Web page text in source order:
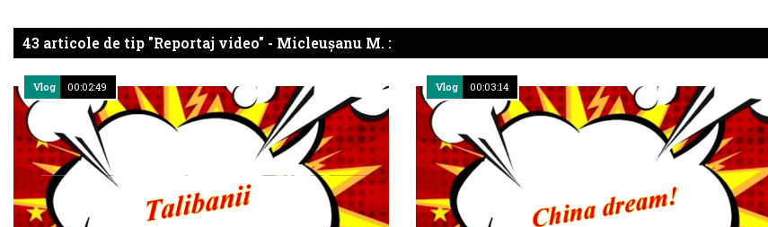
43 articole de tip "Reportaj video" - Micleușanu M. :
Vlog 00:02:49 Vlog 00:03:14